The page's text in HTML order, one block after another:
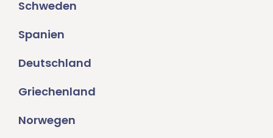
Schweden
Spanien
Deutschland
Griechenland
Norwegen